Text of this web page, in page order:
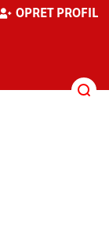
OPRET PROFIL